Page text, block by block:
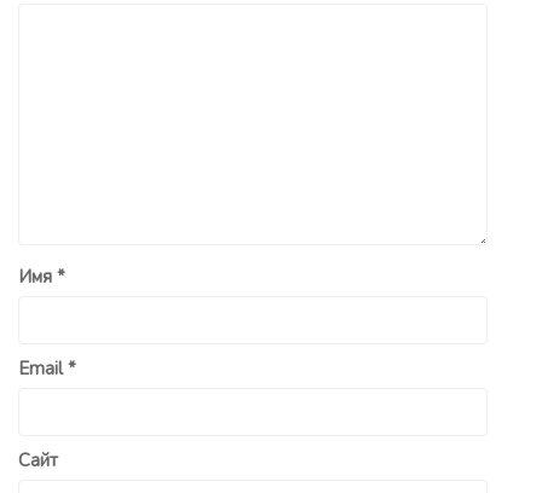
Имя *
Email*
Сайт